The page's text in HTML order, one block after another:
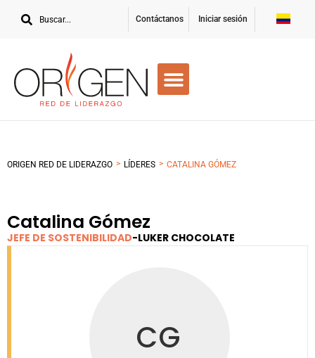
Contáctanos Iniciar sesión
ORIGEN RED DE LIDERAZGO > LÍDERES > CATALINA GÓMEZ
Catalina Gómez
JEFE DE SOSTENIBILIDAD-LUKER CHOCOLATE
CG